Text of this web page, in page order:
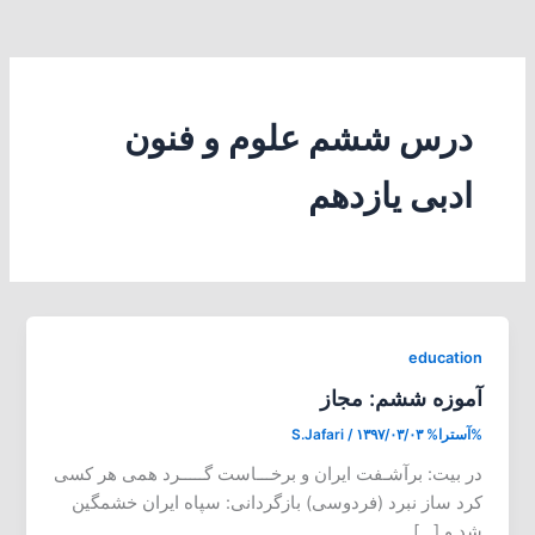
درس ششم علوم و فنون
ادبی یازدهم
education
آموزه ششم: مجاز
%آسترا% S.Jafari / ۱۳۹۷/۰۳/۰۳
در بیت: برآشـفت ایران و برخـــاست گـــــرد همی هر کسی
کرد ساز نبرد (فردوسی) بازگردانی: سپاه ایران خشمگین